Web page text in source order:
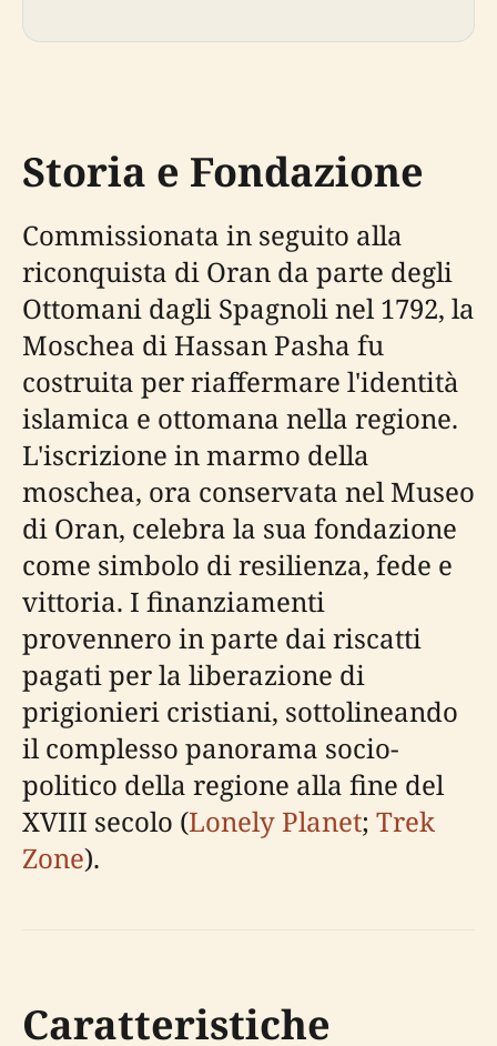
Storia e Fondazione
Commissionata in seguito alla
riconquista di Oran da parte degli
Ottomani dagli Spagnoli nel 1792, la
Moschea di Hassan Pasha fu
costruita per riaffermare l'identità
islamica e ottomana nella regione.
L'iscrizione in marmo della
moschea, ora conservata nel Museo
di Oran, celebra la sua fondazione
come simbolo di resilienza, fede e
vittoria. I finanziamenti
provennero in parte dai riscatti
pagati per la liberazione di
prigionieri cristiani, sottolineando
il complesso panorama socio-
politico della regione alla fine del
XVIII secolo (Lonely Planet; Trek
Zone).
Caratteristiche